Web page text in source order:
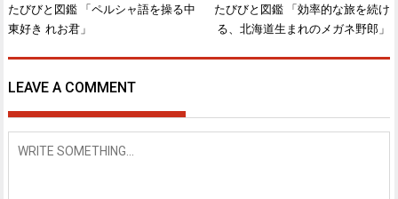
投
稿
ナ
ビ
ゲ
ー
シ
ョ
たびびと図鑑 「ペルシャ語を操る中
東好き れお君」
たびびと図鑑 「効率的な旅を続け
る、北海道生まれのメガネ野郎」
LEAVE A COMMENT